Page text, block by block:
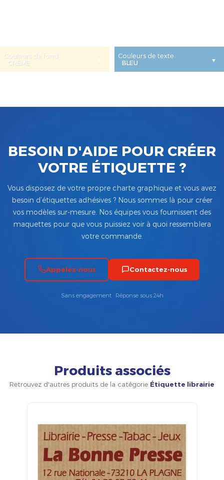
Couleurs de fond Couleurs de texte
BESOIN D'AIDE POUR CRÉER
VOTRE ÉTIQUETTE ?
Vous disposez de votre propre charte graphique et vous avez
besoin d’étiquettes adhésives ? Nous sommes là pour créer
vos modèles sur-mesure. Nos équipes vous fournissent des
maquettes pour que vous puissiez voir à quoi ressemblera
votre commande.
Appelez-nous Contactez-nous
Sans engagement · Réponse sous 24h
Produits associés
Retrouvez d'autres produits de la catégorie Étiquette librairie